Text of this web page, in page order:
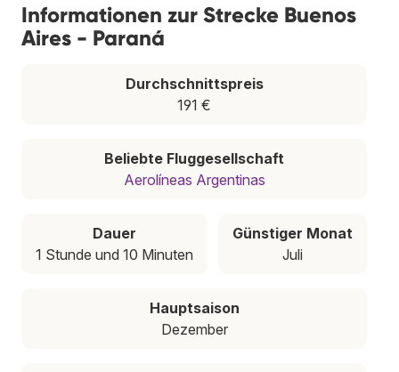
Informationen zur Strecke Buenos
Aires - Paraná
Durchschnittspreis
191 €
Beliebte Fluggesellschaft
Aerolíneas Argentinas
Dauer
1 Stunde und 10 Minuten
Günstiger Monat
Juli
Hauptsaison
Dezember